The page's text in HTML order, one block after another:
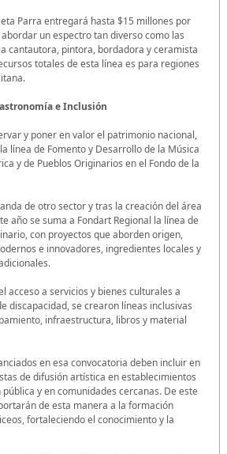
Parra entregará hasta $15 millones por
un espectro tan diverso como las
cantautora, pintora, bordadora y ceramista
totales de esta línea es para regiones
e Inclusión
y poner en valor el patrimonio nacional,
línea de Fomento y Desarrollo de la Música
y de Pueblos Originarios en el Fondo de la
de otro sector y tras la creación del área
año se suma a Fondart Regional la línea de
con proyectos que aborden origen,
e innovadores, ingredientes locales y
acceso a servicios y bienes culturales a
discapacidad, se crearon líneas inclusivas
infraestructura, libros y material
en esa convocatoria deben incluir en
de difusión artística en establecimientos
y en comunidades cercanas. De este
de esta manera a la formación
fortaleciendo el conocimiento y la